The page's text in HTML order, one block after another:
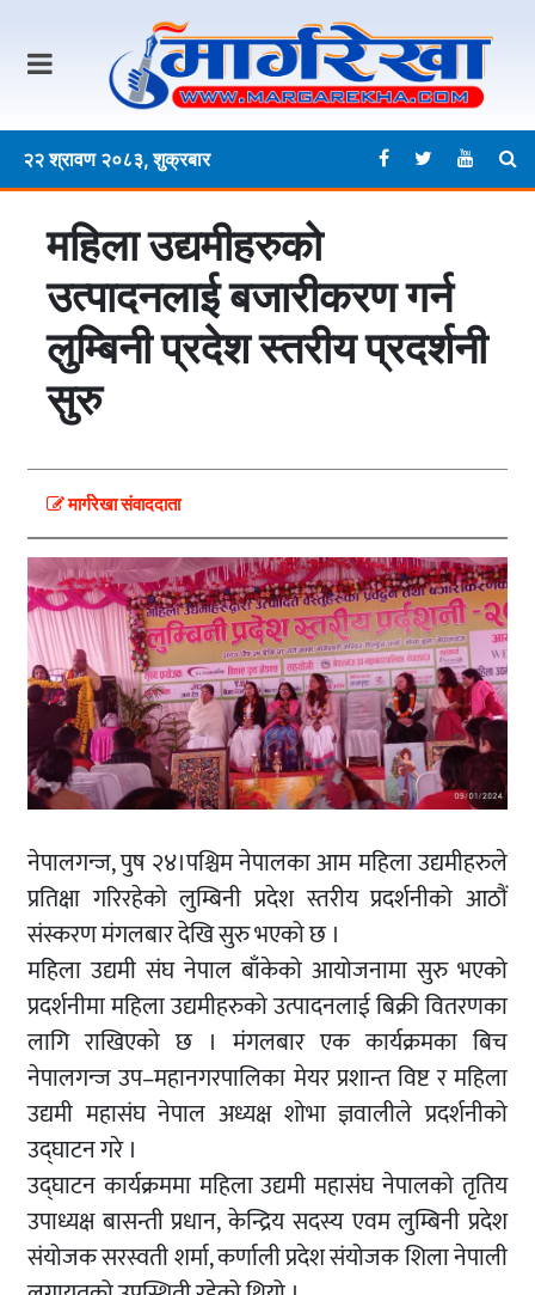
२२ श्रावण २०८३, शुक्रबार
महिला उद्यमीहरुको
उत्पादनलाई बजारीकरण गर्न
लुम्बिनी प्रदेश स्तरीय प्रदर्शनी
सुरु
मार्गरेखा संवाददाता
नेपालगन्ज, पुष २४।पश्चिम नेपालका आम महिला उद्यमीहरुले
प्रतिक्षा गरिरहेको लुम्बिनी प्रदेश स्तरीय प्रदर्शनीको आठौं
संस्करण मंगलबार देखि सुरु भएको छ ।
महिला उद्यमी संघ नेपाल बाँकेको आयोजनामा सुरु भएको
प्रदर्शनीमा महिला उद्यमीहरुको उत्पादनलाई बिक्री वितरणका
लागि राखिएको छ । मंगलबार एक कार्यक्रमका बिच
नेपालगन्ज उप–महानगरपालिका मेयर प्रशान्त विष्ट र महिला
उद्यमी महासंघ नेपाल अध्यक्ष शोभा ज्ञवालीले प्रदर्शनीको
उद्घाटन गरे ।
उद्घाटन कार्यक्रममा महिला उद्यमी महासंघ नेपालको तृतिय
उपाध्यक्ष बासन्ती प्रधान, केन्द्रिय सदस्य एवम लुम्बिनी प्रदेश
संयोजक सरस्वती शर्मा, कर्णाली प्रदेश संयोजक शिला नेपाली